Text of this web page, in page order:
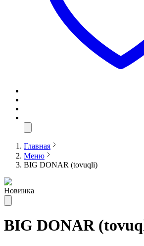
Главная
Меню
BIG DONAR (tovuqli)
Новинка
BIG DONAR